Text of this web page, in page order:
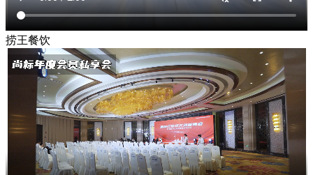
捞王餐饮